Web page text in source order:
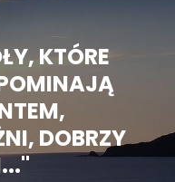
KTÓRE
DOBRZY